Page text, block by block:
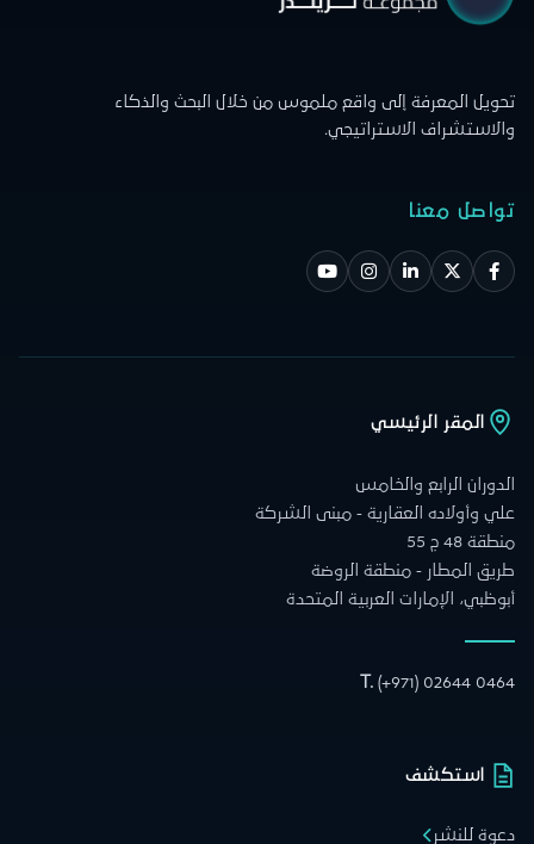
تحويل المعرفة إلى واقع ملموس من خلال البحث والذكاء
والاستشراف الاستراتيجي.
تواصل معنا
المقر الرئيسي
الدوران الرابع والخامس
علي وأولاده العقارية - مبنى الشركة
منطقة 48 ج 55
طريق المطار - منطقة الروضة
أبوظبي، الإمارات العربية المتحدة
T. (+971) 02644 0464
استكشف
دعوة للنشر